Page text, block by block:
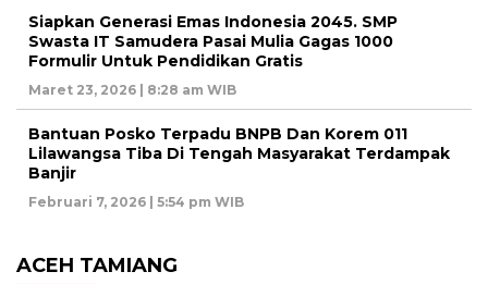
Siapkan Generasi Emas Indonesia 2045. SMP
Swasta IT Samudera Pasai Mulia Gagas 1000
Formulir Untuk Pendidikan Gratis
Maret 23, 2026 | 8:28 am WIB
Bantuan Posko Terpadu BNPB Dan Korem 011
Lilawangsa Tiba Di Tengah Masyarakat Terdampak
Banjir
Februari 7, 2026 | 5:54 pm WIB
ACEH TAMIANG